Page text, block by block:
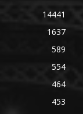
14441
1637
589
554
464
453